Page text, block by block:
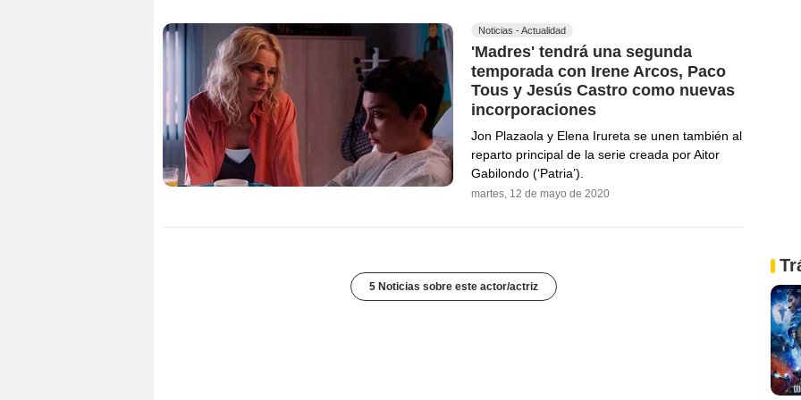
Noticias - Actualidad
'Madres' tendrá una segunda
temporada con Irene Arcos, Paco
Tous y Jesús Castro como nuevas
incorporaciones
Jon Plazaola y Elena Irureta se unen también al
reparto principal de la serie creada por Aitor
Gabilondo (‘Patria’).
martes, 12 de mayo de 2020
5 Noticias sobre este actor/actriz